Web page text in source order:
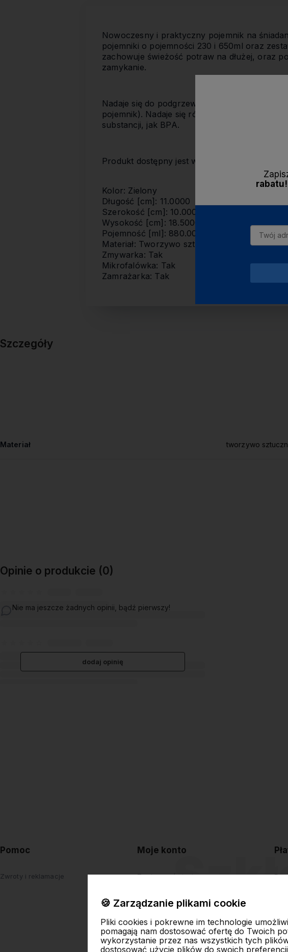
Nowoczesny i praktyczny pojemnik na
pojemniki o pojemności 230 i 650ml oraz
zachowuje świeżość potraw na dłużej, oraz
zamykanie.
Nadaje się do podgrzewania w mikrofalówce
pojemnik). Nadaje się również do lodówki,
substancji, jak BPA.
Produkt dostępny jest w różnych wariantach
Kolor: Zielony
Długość [cm]: 11.0000
Szerokość [cm]: 10.0000
Wysokość [cm]: 18.5000
Pojemność [ml]: 880.0000
Materiał: Tworzywo sztuczne PP
Zmywarka: Tak
Mikrofalówka: Tak
Zamrażarka: Tak
Szczegóły
Materiał tworzywo
Opinie o produkcie (0)
Nie ma jeszcze żadnych opinii, bądź pierwszy!
dodaj opinię
Pomoc
Zwroty i reklamacje
Moje konto
Twoje zamówienia
Przechowalnia
🍪 Zarządzanie plikami cookie
Pliki cookies i pokrewne im technologie
pomagają nam dostosować ofertę do Twoich
wykorzystanie przez nas wszystkich tych
dostosować użycie plików do swoich
rabatu!